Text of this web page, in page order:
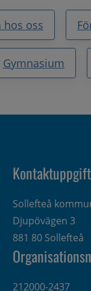
hos oss
Gymnasium
Sollefteå
Djupövägen 3
881 80 Sollefteå
212000-2437